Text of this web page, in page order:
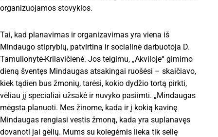
organizuojamos stovyklos.
Tai, kad planavimas ir organizavimas yra viena iš
Mindaugo stiprybių, patvirtina ir socialinė darbuotoja D.
Tamulionytė-Krilavičienė. Jos teigimu, „Akviloje“ gimimo
dieną šventęs Mindaugas atsakingai ruošėsi – skaičiavo,
kiek tądien bus žmonių, tarėsi, kokio dydžio tortą pirkti,
vėliau jį specialiai užsakė ir nuvyko pasiimti. „Mindaugas
mėgsta planuoti. Mes žinome, kada ir į kokią kavinę
Mindaugas rengiasi vestis žmoną, kada yra suplanavęs
dovanoti jai gėlių. Mums su kolegėmis lieka tik seilę